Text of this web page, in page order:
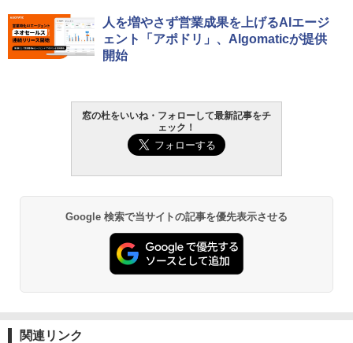
生成AIパスポート公式テキスト 第４版
￥1,766
AIイラスト表現辞典: 思い通りの絵を引き
出す プロンプトの言葉 AI画像生成シリー
ズ (はぴーイラストLabo)
1冊ですべて身につくHTML & CSSとWe
￥1,292
Amazon Kindle - 目に優しい、かさばら
ない、大きな画面で読みやすい、6週間持
続バッテリー、6インチディスプレイ電子
書籍リーダー、マッチャ、16GB、広告な
￥16,980
Kindle Paperwhite シグニチャーエディ
ション (32GB) 7インチディスプレイ、明
ブラック
Amazon Kindle Paperwhite (16GB) 7イ
人を増やさず営業成果を上げるAIエージ
ェント「アポドリ」、Algomaticが提供
開始
窓の杜をいいね・フォローして最新記事をチ
ェック！
Google 検索で当サイトの記事を優先表示させる
関連リンク